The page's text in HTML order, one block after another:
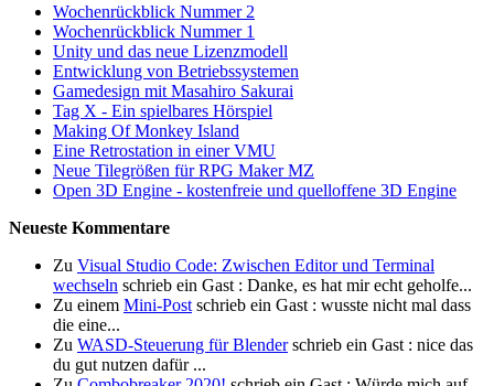
Wochenrückblick Nummer 2
Wochenrückblick Nummer 1
Unity und das neue Lizenzmodell
Entwicklung von Betriebssystemen
Gamedesign mit Masahiro Sakurai
Tag X - Ein spielbares Hörspiel
Making Of Monkey Island
Eine Retrostation in einer VMU
Neue Tilegrößen für RPG Maker MZ
Open 3D Engine - kostenfreie und quelloffene 3D Engine
Neueste Kommentare
Zu Visual Studio Code: Zwischen Editor und Terminal
wechseln schrieb ein Gast : Danke, es hat mir echt geholfe...
Zu einem Mini-Post schrieb ein Gast : wusste nicht mal dass
die eine...
Zu WASD-Steuerung für Blenderschrieb ein Gast : nice das
du gut nutzen dafür ...